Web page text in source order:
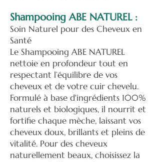
Shampooing ABE NATUREL :
Soin Naturel pour des Cheveux en
Santé
Le Shampooing ABE NATUREL
nettoie en profondeur tout en
respectant l’équilibre de vos
cheveux et de votre cuir chevelu.
Formulé à base d'ingrédients 100%
naturels et biologiques, il nourrit et
fortifie chaque mèche, laissant vos
cheveux doux, brillants et pleins de
vitalité. Pour des cheveux
naturellement beaux, choisissez la